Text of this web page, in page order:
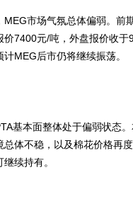
市场气氛总体偏弱。前
7400元/吨，外盘报价收
MEG后市仍将继续振荡。
本面整体处于偏弱状态。
体不稳，以及棉花价格再
续持有。